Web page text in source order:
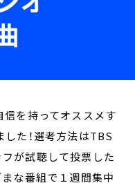
を持ってオススメす
した！選考方法はTBS
が試聴して投票した
な番組で１週間集中